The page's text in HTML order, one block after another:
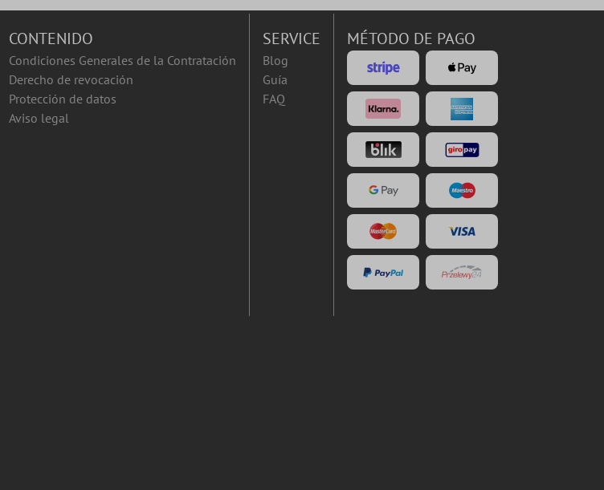
CONTENIDO
Condiciones Generales de la Contratación
Derecho de revocación
Protección de datos
Aviso legal
SERVICE
Blog
Guía
FAQ
MÉTODO DE PAGO